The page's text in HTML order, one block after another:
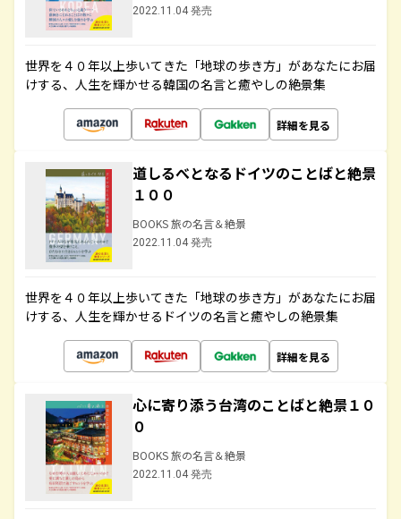
2022.11.04 発売
世界を４０年以上歩いてきた「地球の歩き方」があなたにお届
けする、人生を輝かせる韓国の名言と癒やしの絶景集
詳細を見る
道しるべとなるドイツのことばと絶景
１００
BOOKS 旅の名言＆絶景
2022.11.04 発売
世界を４０年以上歩いてきた「地球の歩き方」があなたにお届
けする、人生を輝かせるドイツの名言と癒やしの絶景集
詳細を見る
心に寄り添う台湾のことばと絶景１０
０
BOOKS 旅の名言＆絶景
2022.11.04 発売